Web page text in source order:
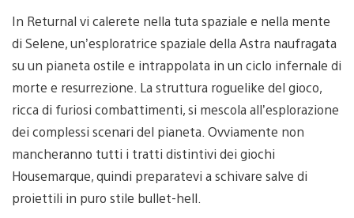
In Returnal vi calerete nella tuta spaziale e nella mente
di Selene, un’esploratrice spaziale della Astra naufragata
su un pianeta ostile e intrappolata in un ciclo infernale di
morte e resurrezione. La struttura roguelike del gioco,
ricca di furiosi combattimenti, si mescola all’esplorazione
dei complessi scenari del pianeta. Ovviamente non
mancheranno tutti i tratti distintivi dei giochi
Housemarque, quindi preparatevi a schivare salve di
proiettili in puro stile bullet-hell.